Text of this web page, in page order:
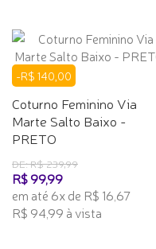
-R$ 140,00
Coturno Feminino Via
Marte Salto Baixo -
PRETO
DE: R$ 239,99
R$ 99,99
em até 6x de R$ 16,67
R$ 94,99 à vista